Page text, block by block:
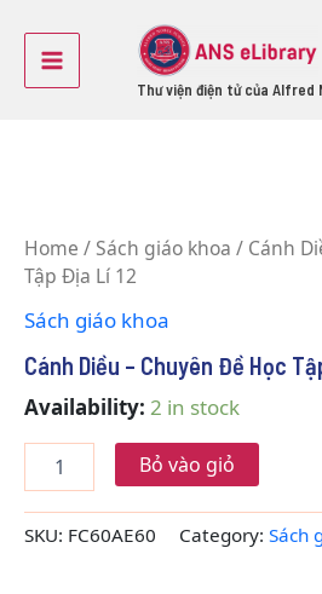
content
Main
Menu
Thư viện điện tử của Alfred
Home /Sách giáo khoa / Cánh
Tập Địa Lí 12
Sách giáo khoa
Cánh Diều – Chuyên Đề Học
Availability: 2 in stock
-
Chuyên
Học
Địa
Lí
12
quantity
Bỏ vào giỏ
SKU: FC60AE60 Category: Sách